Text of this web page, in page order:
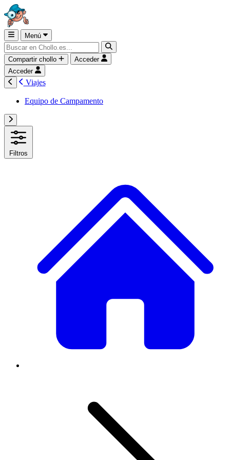
Menú
Compartir chollo
Acceder
Acceder
Viajes
Equipo de Campamento
Filtros